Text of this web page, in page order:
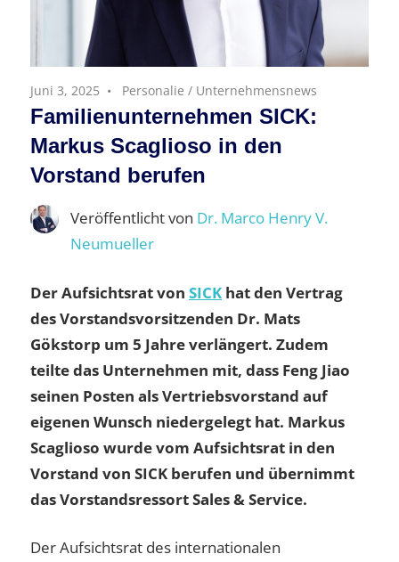
Juni 3, 2025 Personalie / Unternehmensnews
Familienunternehmen SICK:
Markus Scaglioso in den
Vorstand berufen
Veröffentlicht von Dr. Marco Henry V.
Neumueller
Der Aufsichtsrat von SICK hat den Vertrag
des Vorstandsvorsitzenden Dr. Mats
Gökstorp um 5 Jahre verlängert. Zudem
teilte das Unternehmen mit, dass Feng Jiao
seinen Posten als Vertriebsvorstand auf
eigenen Wunsch niedergelegt hat. Markus
Scaglioso wurde vom Aufsichtsrat in den
Vorstand von SICK berufen und übernimmt
das Vorstandsressort Sales & Service.
Der Aufsichtsrat des internationalen